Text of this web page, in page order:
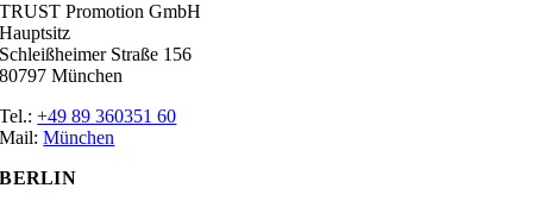
TRUST Promotion GmbH
Hauptsitz
Schleißheimer Straße 156
80797 München
Tel.:+49 89 360351 60
Mail:München
BERLIN